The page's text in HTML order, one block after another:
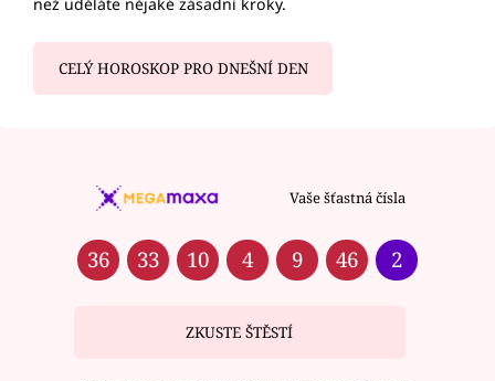
CELÝ HOROSKOP PRO DNEŠNÍ DEN
Vaše šťastná čísla
36 33 10 4 9 46 2
ZKUSTE ŠTĚSTÍ